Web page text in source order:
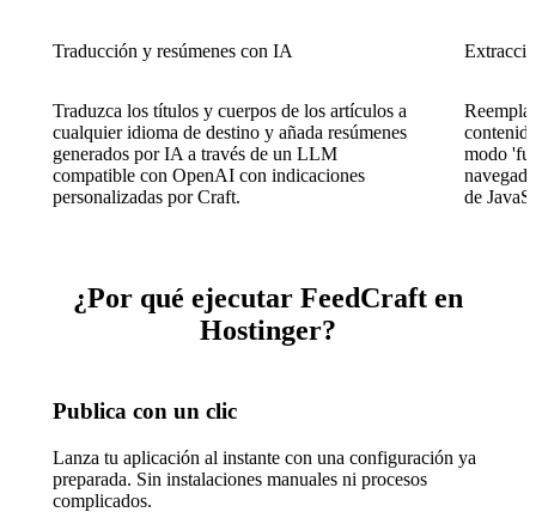
Traducción y resúmenes con IA
Traduzca los títulos y cuerpos de los artículos a
cualquier idioma de destino y añada resúmenes
generados por IA a través de un LLM
compatible con OpenAI con indicaciones
personalizadas por Craft.
modo
de
¿Por qué ejecutar FeedCraft en
Hostinger?
Publica con un clic
Lanza tu aplicación al instante con una configuración ya
preparada. Sin instalaciones manuales ni procesos
complicados.